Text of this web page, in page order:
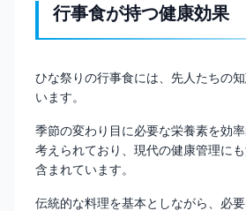
行事食が持つ健康効果
ひな祭りの行事食には、先人たちの
います。
季節の変わり目に必要な栄養素を効
考えられており、現代の健康管理に
含まれています。
伝統的な料理を基本としながら、必